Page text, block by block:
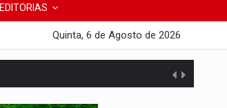
EDITORIAS
Quinta, 6 de Agosto de 2026